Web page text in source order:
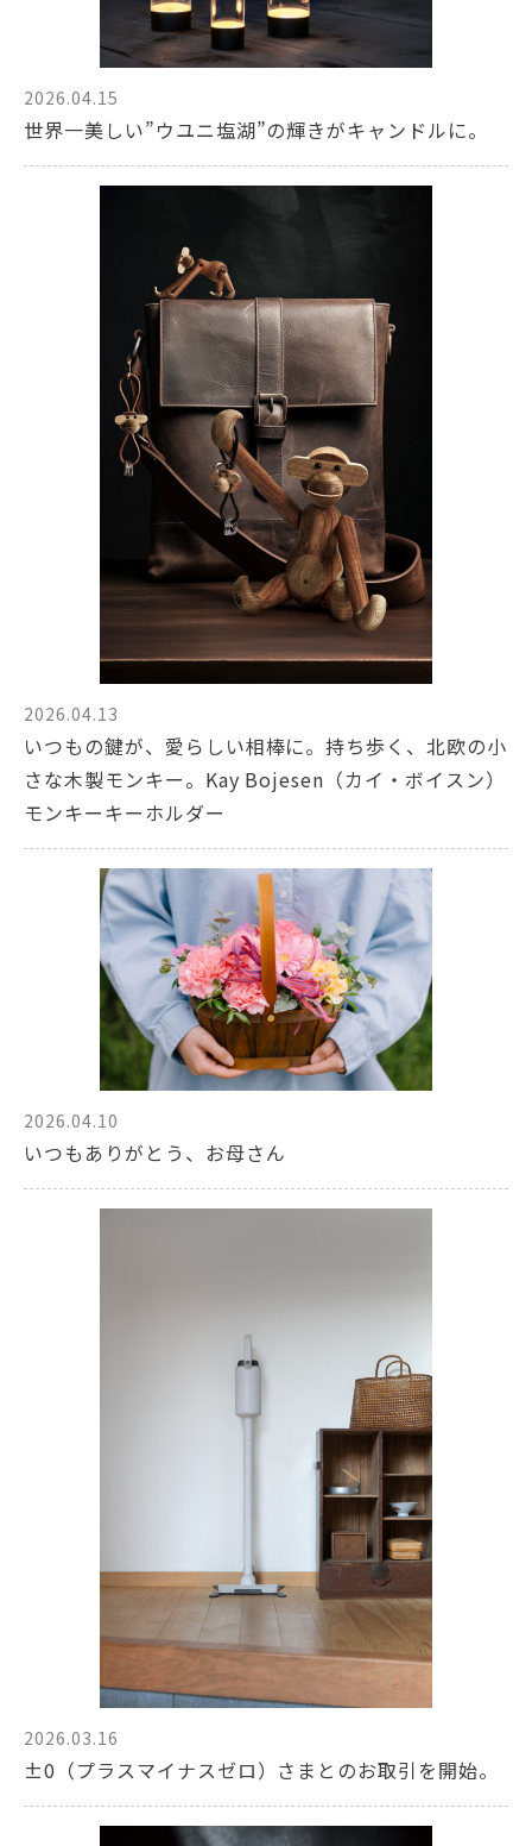
2026.04.15
世界一美しい”ウユニ塩湖”の輝きがキャンドルに。
2026.04.13
いつもの鍵が、愛らしい相棒に。持ち歩く、北欧の小
さな木製モンキー。Kay Bojesen（カイ・ボイスン）
モンキーキーホルダー
2026.04.10
いつもありがとう、お母さん
2026.03.16
±0（プラスマイナスゼロ）さまとのお取引を開始。